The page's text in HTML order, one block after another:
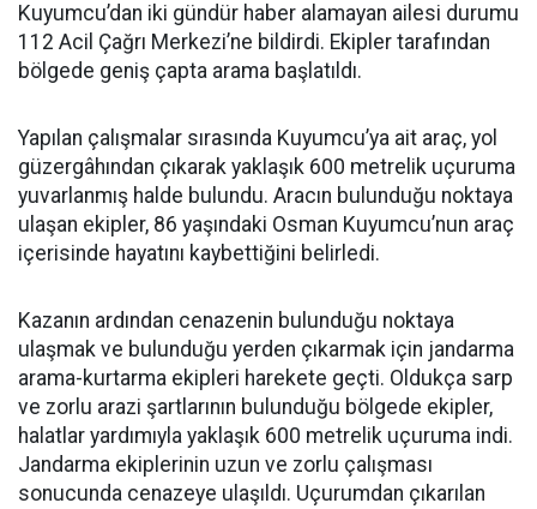
Kuyumcu’dan iki gündür haber alamayan ailesi durumu
112 Acil Çağrı Merkezi’ne bildirdi. Ekipler tarafından
bölgede geniş çapta arama başlatıldı.
Yapılan çalışmalar sırasında Kuyumcu’ya ait araç, yol
güzergâhından çıkarak yaklaşık 600 metrelik uçuruma
yuvarlanmış halde bulundu. Aracın bulunduğu noktaya
ulaşan ekipler, 86 yaşındaki Osman Kuyumcu’nun araç
içerisinde hayatını kaybettiğini belirledi.
Kazanın ardından cenazenin bulunduğu noktaya
ulaşmak ve bulunduğu yerden çıkarmak için jandarma
arama-kurtarma ekipleri harekete geçti. Oldukça sarp
ve zorlu arazi şartlarının bulunduğu bölgede ekipler,
halatlar yardımıyla yaklaşık 600 metrelik uçuruma indi.
Jandarma ekiplerinin uzun ve zorlu çalışması
sonucunda cenazeye ulaşıldı. Uçurumdan çıkarılan